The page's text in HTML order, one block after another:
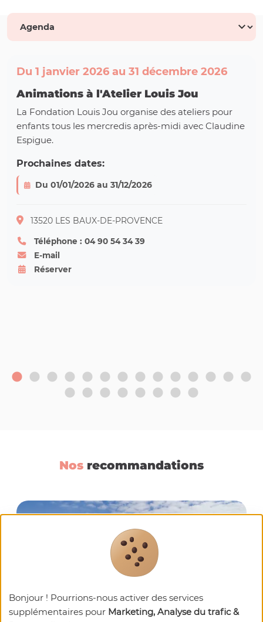
Du 1 janvier 2026 au 31 décembre 2026
Animations à l'Atelier Louis Jou
La Fondation Louis Jou organise des ateliers pour
enfants tous les mercredis après-midi avec Claudine
Espigue.
Prochaines dates:
Du 01/01/2026 au 31/12/2026
13520 LES BAUX-DE-PROVENCE
Téléphone : 04 90 54 34 39
E-mail
Réserver
Nos recommandations
Bonjour ! Pourrions-nous activer des services
supplémentaires pour Marketing, Analyse du trafic &